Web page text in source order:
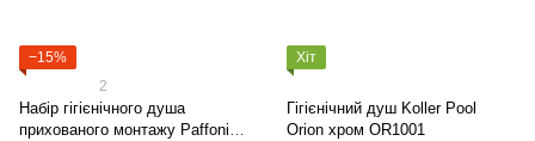
−15%
2
Набір гігієнічного душа
прихованого монтажу Paffoni
Хіт
Гігієнічний душ Koller Pool
Orion хром OR1001